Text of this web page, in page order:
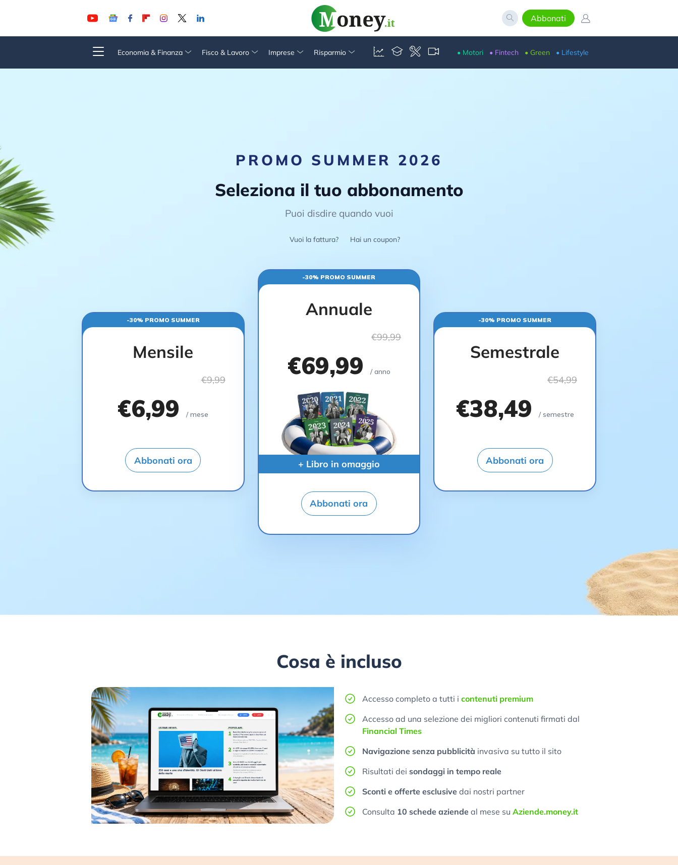
Abbonati
Economia & Finanza Fisco & Lavoro Imprese Risparmio • Motori • Fintech • Green • Lifestyle
PROMO SUMMER 2026
Seleziona il tuo abbonamento
Puoi disdire quando vuoi
Vuoi la fattura? Hai un coupon?
-30% PROMO SUMMER
Mensile
€9,99
€6,99/ mese
Abbonati ora
-30% PROMO SUMMER
Annuale
€99,99
€69,99 / anno
+ Libro in omaggio
Abbonati ora
-30% PROMO SUMMER
Semestrale
€54,99
€38,49 / semestre
Abbonati ora
Cosa è incluso
Accesso completo a tutti i contenuti premium
Accesso ad una selezione dei migliori contenuti firmati dal
Financial Times
Navigazione senza pubblicità invasiva su tutto il sito
Risultati dei sondaggi in tempo reale
Sconti e offerte esclusive dai nostri partner
Consulta 10 schede aziende al mese su Aziende.money.it